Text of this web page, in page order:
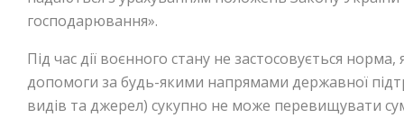
господарювання».
Під час дії воєнного стану не застосовується
допомоги за будь-якими напрямами державної
видів та джерел) сукупно не може перевищувати